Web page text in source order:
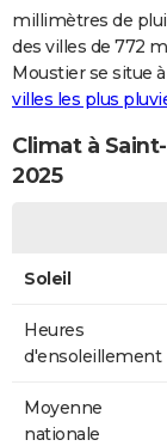
millimètres de
des villes de 772
Moustier se situe
villes les plus
Climat à
2025
Soleil
Heures
d'ensoleillement
Moyenne
nationale